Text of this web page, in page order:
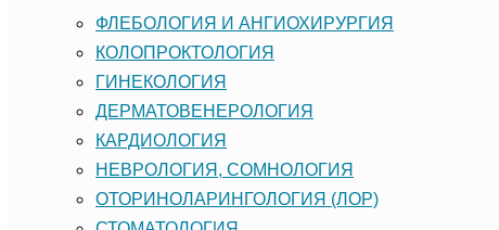
ФЛЕБОЛОГИЯ И АНГИОХИРУРГИЯ
КОЛОПРОКТОЛОГИЯ
ГИНЕКОЛОГИЯ
ДЕРМАТОВЕНЕРОЛОГИЯ
КАРДИОЛОГИЯ
НЕВРОЛОГИЯ, СОМНОЛОГИЯ
ОТОРИНОЛАРИНГОЛОГИЯ (ЛОР)